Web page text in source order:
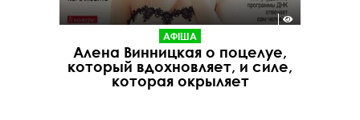
АФІША
Алена Винницкая о поцелуе,
который вдохновляет, и силе,
которая окрыляет